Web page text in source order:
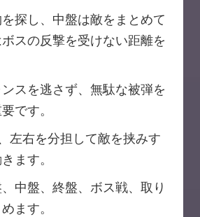
探し、中盤は敵をまとめて
スの反撃を受けない距離を
スを逃さず、無駄な被弾を
です。
左右を分担して敵を挟みす
ます。
中盤、終盤、ボス戦、取り
ます。